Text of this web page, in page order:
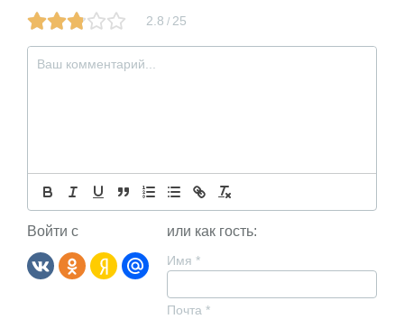
2.8 / 25
Войти с или как гость:
Имя *
Почта *